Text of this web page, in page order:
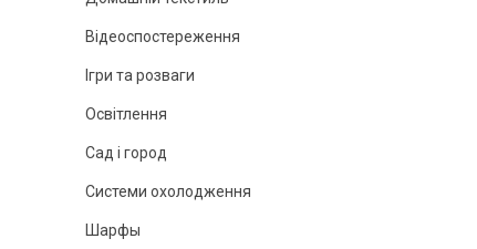
Відеоспостереження
Ігри та розваги
Освітлення
Сад і город
Системи охолодження
Шарфы